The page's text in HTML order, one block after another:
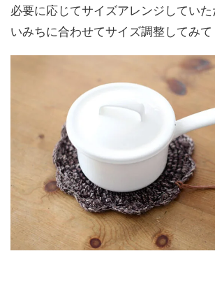
必要に応じてサイズアレンジしてい
いみちに合わせてサイズ調整してみて